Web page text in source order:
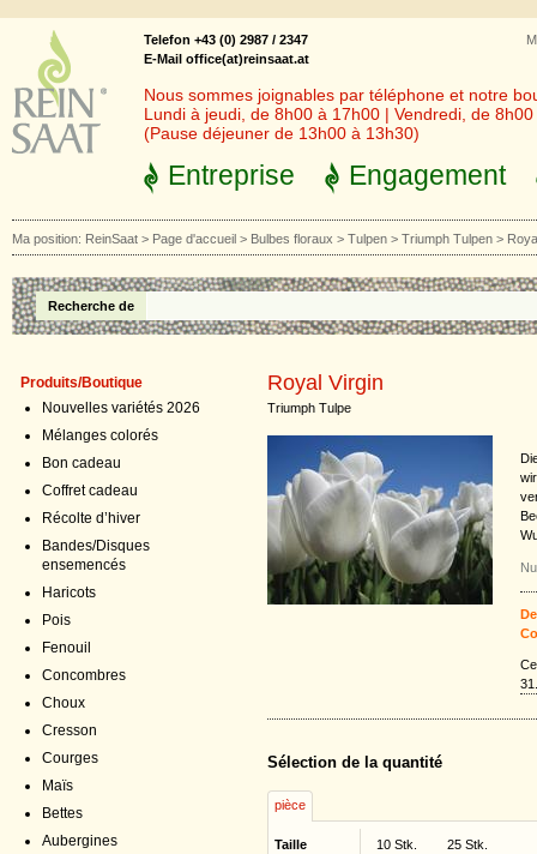
Telefon +43 (0) 2987 / 2347
E-Mail office(at)reinsaat.at
Nous sommes joignables par téléphone et notre
Lundi à jeudi, de 8h00 à 17h00 | Vendredi, de
(Pause déjeuner de 13h00 à 13h30)
Entreprise Engagement
Ma position: ReinSaat > Page d'accueil > Bulbes floraux > Tulpen > Triumph Tulpen >
Recherche de
Produits/Boutique
Nouvelles variétés 2026
Mélanges colorés
Bon cadeau
Coffret cadeau
Récolte d’hiver
Bandes/Disques
ensemencés
Haricots
Pois
Fenouil
Concombres
Choux
Cresson
Courges
Maïs
Bettes
Aubergines
Royal Virgin
Triumph Tulpe
Sélection de la quantité
pièce
Taille 10 Stk. 25 Stk.